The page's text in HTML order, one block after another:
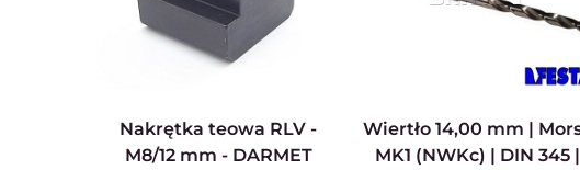
Nakrętka teowa RLV -
M8/12 mm - DARMET
Wiertło 14,00 mm | Morse
MK1 (NWKc) | DIN 345 |